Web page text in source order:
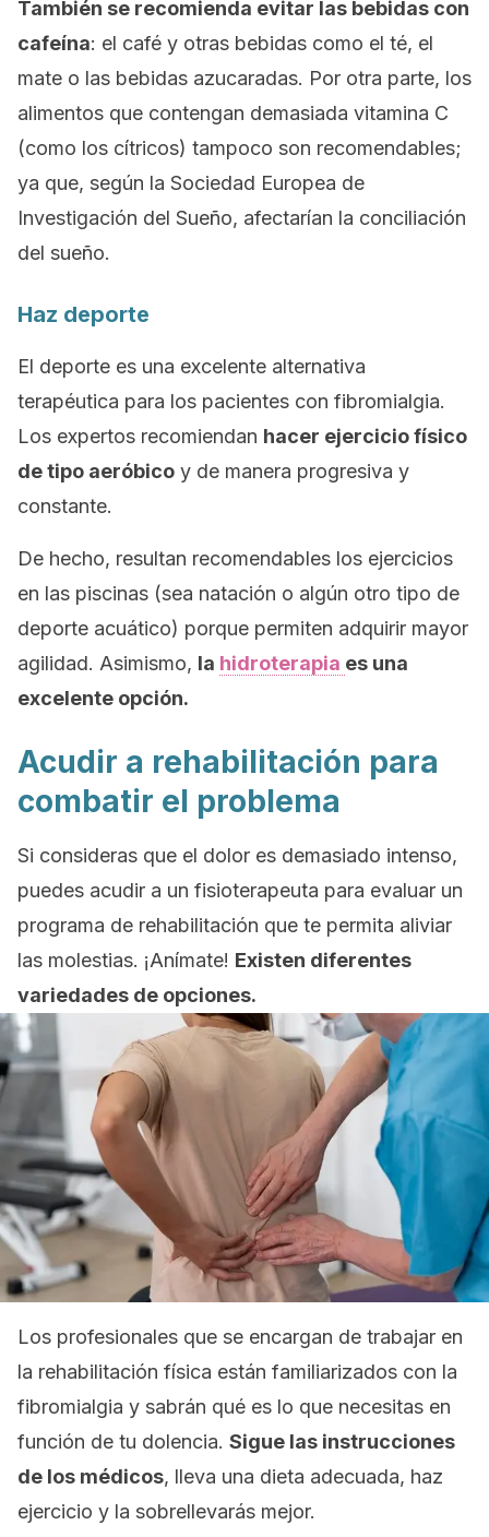
También se recomienda evitar las bebidas con
cafeína: el café y otras bebidas como el té, el
mate o las bebidas azucaradas. Por otra parte, los
alimentos que contengan demasiada vitamina C
(como los cítricos) tampoco son recomendables;
ya que, según la Sociedad Europea de
Investigación del Sueño, afectarían la conciliación
del sueño.
Haz deporte
El deporte es una excelente alternativa
terapéutica para los pacientes con fibromialgia.
Los expertos recomiendan hacer ejercicio físico
de tipo aeróbico y de manera progresiva y
constante.
De hecho, resultan recomendables los ejercicios
en las piscinas (sea natación o algún otro tipo de
deporte acuático) porque permiten adquirir mayor
agilidad. Asimismo, la hidroterapia es una
excelente opción.
Acudir a rehabilitación para
combatir el problema
Si consideras que el dolor es demasiado intenso,
puedes acudir a un fisioterapeuta para evaluar un
programa de rehabilitación que te permita aliviar
las molestias. ¡Anímate! Existen diferentes
variedades de opciones.
Los profesionales que se encargan de trabajar en
la rehabilitación física están familiarizados con la
fibromialgia y sabrán qué es lo que necesitas en
función de tu dolencia. Sigue las instrucciones
de los médicos, lleva una dieta adecuada, haz
ejercicio y la sobrellevarás mejor.